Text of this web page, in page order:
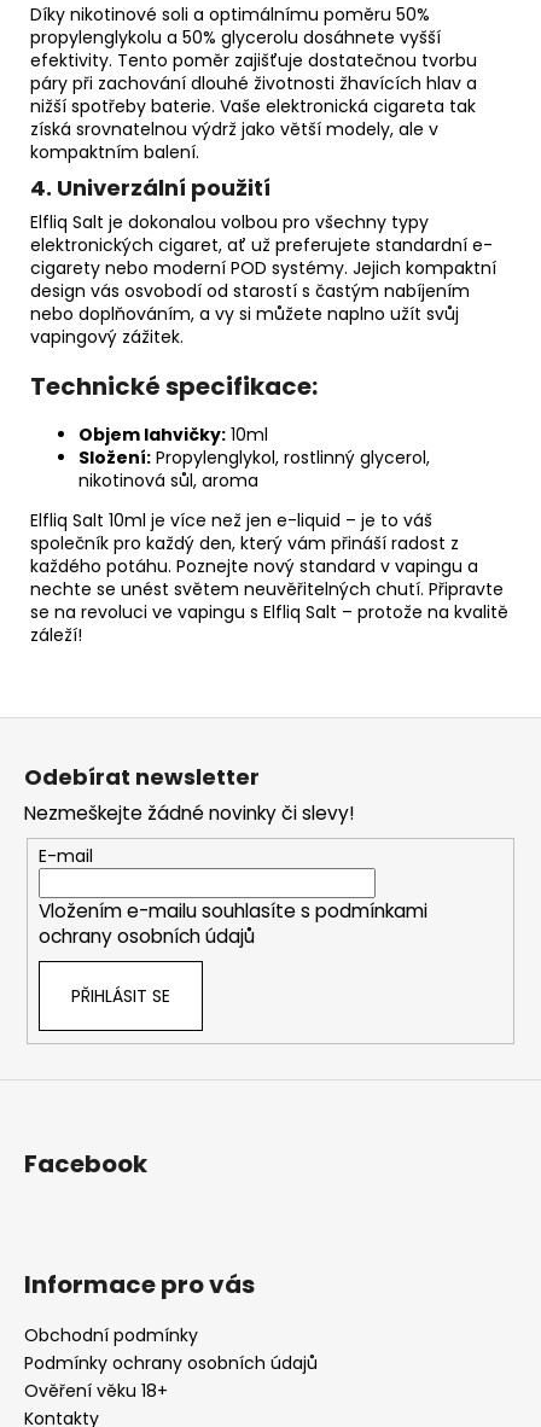
Díky nikotinové soli a optimálnímu poměru 50%
propylenglykolu a 50% glycerolu dosáhnete vyšší
efektivity. Tento poměr zajišťuje dostatečnou tvorbu
páry při zachování dlouhé životnosti žhavících hlav a
nižší spotřeby baterie. Vaše elektronická cigareta tak
získá srovnatelnou výdrž jako větší modely, ale v
kompaktním balení.
4. Univerzální použití
Elfliq Salt je dokonalou volbou pro všechny typy
elektronických cigaret, ať už preferujete standardní e-
cigarety nebo moderní POD systémy. Jejich kompaktní
design vás osvobodí od starostí s častým nabíjením
nebo doplňováním, a vy si můžete naplno užít svůj
vapingový zážitek.
Technické specifikace:
Objem lahvičky: 10ml
Složení: Propylenglykol, rostlinný glycerol,
nikotinová sůl, aroma
Elfliq Salt 10ml je více než jen e-liquid – je to váš
společník pro každý den, který vám přináší radost z
každého potáhu. Poznejte nový standard v vapingu a
nechte se unést světem neuvěřitelných chutí. Připravte
se na revoluci ve vapingu s Elfliq Salt – protože na kvalitě
záleží!
Z
Odebírat newsletter
Nezmeškejte žádné novinky či slevy!
E-mail
Vložením e-mailu souhlasíte s podmínkami
ochrany osobních údajů
PŘIHLÁSIT SE
Facebook
Informace pro vás
Obchodní podmínky
Podmínky ochrany osobních údajů
Ověření věku 18+
Kontakty